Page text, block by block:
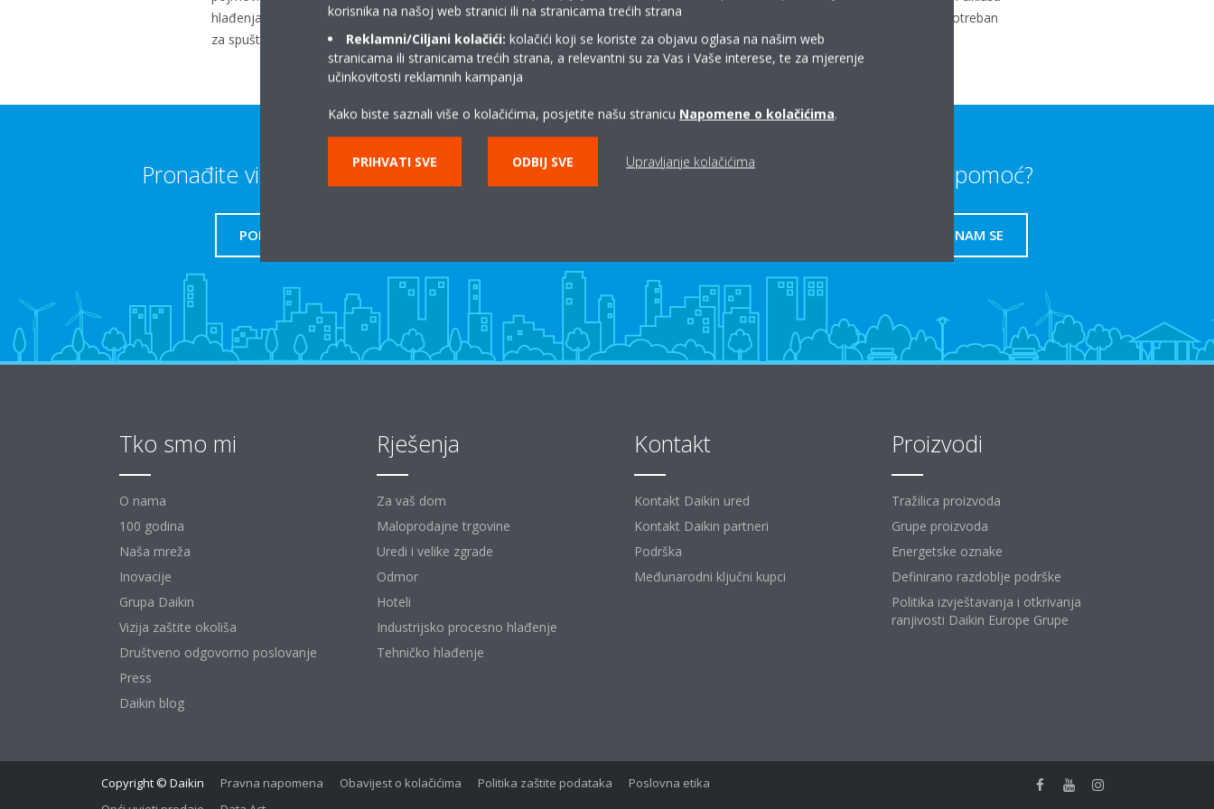
hlađenja, unutar jedinice stvara se kondenzacija kao posljedica uklanjanja latentne topline iz zraka. Osjetni učin je učin koji je potreban
za spuštanje temperature, a latentni učin je učin potreban za uklanjanje vlage iz zraka.
Pronađite više informacija
PODRŠKA
Gdje kupiti Daikin? Trebate li pomoć?
OBRATITE NAM SE
Tko smo mi
O nama
100 godina
Naša mreža
Inovacije
Grupa Daikin
Vizija zaštite okoliša
Društveno odgovorno poslovanje
Press
Daikin blog
Rješenja
Za vaš dom
Maloprodajne trgovine
Uredi i velike zgrade
Odmor
Hoteli
Industrijsko procesno hlađenje
Tehničko hlađenje
Kontakt
Kontakt Daikin ured
Kontakt Daikin partneri
Podrška
Međunarodni ključni kupci
Proizvodi
Tražilica proizvoda
Grupe proizvoda
Energetske oznake
Definirano razdoblje podrške
Politika izvještavanja i otkrivanja
ranjivosti Daikin Europe Grupe
Copyright © Daikin Pravna napomena Obavijest o kolačićima Politika zaštite podataka
Poslovna etika
korisnika na našoj web stranici ili na stranicama trećih strana
Reklamni/Ciljani kolačići: kolačići koji se koriste za objavu oglasa na našim web
stranicama ili stranicama trećih strana, a relevantni su za Vas i Vaše interese, te za mjerenje
učinkovitosti reklamnih kampanja
Kako biste saznali više o kolačićima, posjetite našu stranicu Napomene o kolačićima.
PRIHVATI SVE ODBIJ SVE Upravljanje kolačićima